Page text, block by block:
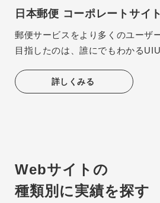
日本郵便 コーポレートサイト
郵便サービスをより多くのユーザ
目指したのは、誰にでもわかる
詳しくみる
Webサイトの
種類別に実績を探す